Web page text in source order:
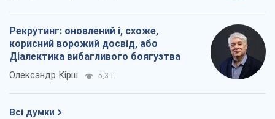
Рекрутинг: оновлений і, схоже,
корисний ворожий досвід, або
Діалектика вибагливого боягузтва
Олександр Кірш 5,3 т.
Всі думки